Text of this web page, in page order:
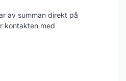
av summan direkt på
kontakten med